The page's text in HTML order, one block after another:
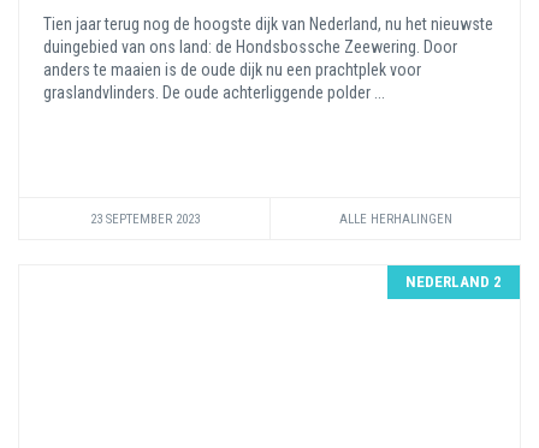
Tien jaar terug nog de hoogste dijk van Nederland, nu het nieuwste
duingebied van ons land: de Hondsbossche Zeewering. Door
anders te maaien is de oude dijk nu een prachtplek voor
graslandvlinders. De oude achterliggende polder ...
23 SEPTEMBER 2023 ALLE HERHALINGEN
NEDERLAND 2